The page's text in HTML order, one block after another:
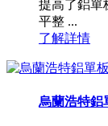
提高了鋁單
平整 ...
了解詳情
烏蘭浩特鋁